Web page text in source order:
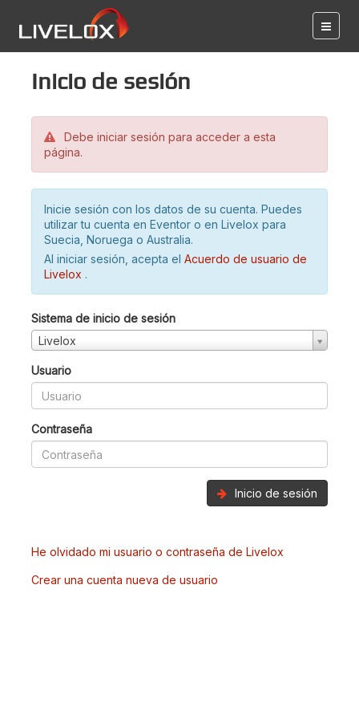
Inicio de sesión
Debe iniciar sesión para acceder a esta
página.
Inicie sesión con los datos de su cuenta. Puedes
utilizar tu cuenta en Eventor o en Livelox para
Suecia, Noruega o Australia.
Al iniciar sesión, acepta el Acuerdo de usuario de
Livelox .
Sistema de inicio de sesión
Livelox
Usuario
Contraseña
Inicio de sesión
He olvidado mi usuario o contraseña de Livelox
Crear una cuenta nueva de usuario